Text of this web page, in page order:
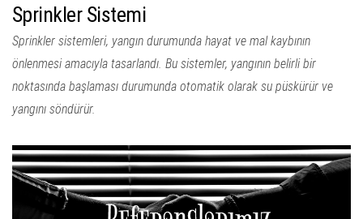
Sprinkler Sistemi
Sprinkler sistemleri, yangın durumunda hayat ve mal kaybının
önlenmesi amacıyla tasarlandı. Bu sistemler, yangının belirli bir
noktasında başlaması durumunda otomatik olarak su püskürür ve
yangını söndürür.